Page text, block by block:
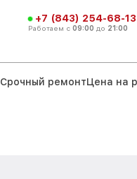
+7 (843) 254-68-13
Работаем с 09:00 до 21:00
Срочный ремонтЦена на